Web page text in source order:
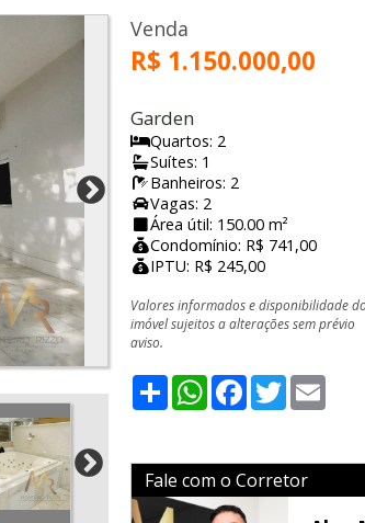
Venda
R$ 1.150.000,00
Garden
Quartos: 2
Suítes: 1
Banheiros: 2
Vagas: 2
Área útil: 150.00 m²
Condomínio: R$ 741,00
IPTU: R$ 245,00
Valores informados e disponibilidade
imóvel sujeitos a alterações sem prévio
aviso.
ShareWhatsApp
Facebook
Twitter
Fale com o Corretor